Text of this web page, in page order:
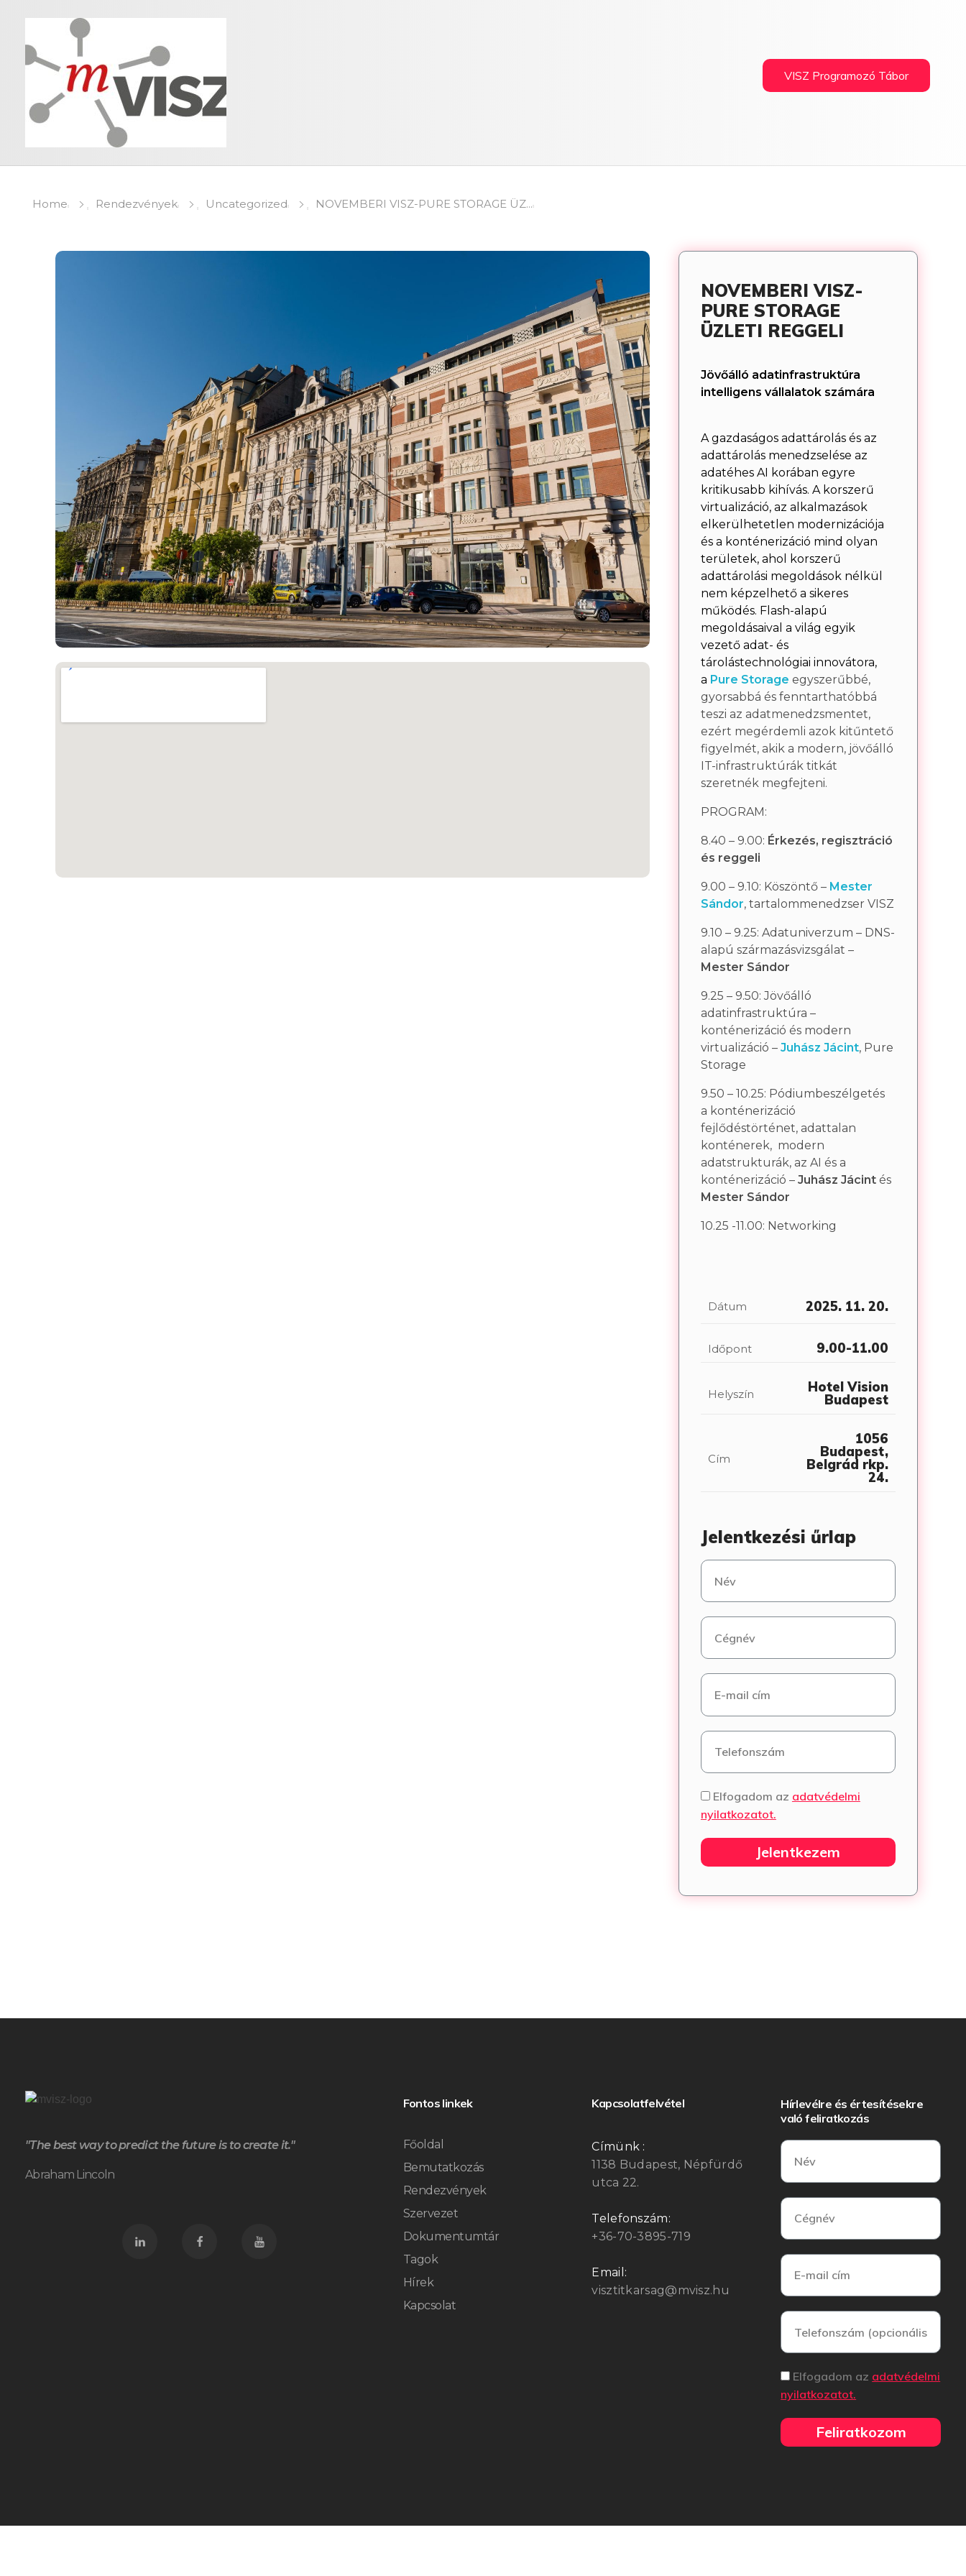
VISZ Programozó Tábor
Home Rendezvények Uncategorized NOVEMBERI VISZ-PURE STORAGE ÜZ...
NOVEMBERI VISZ-
PURE STORAGE
ÜZLETI REGGELI
Jövőálló adatinfrastruktúra
intelligens vállalatok számára
A gazdaságos adattárolás és az
adattárolás menedzselése az
adatéhes AI korában egyre
kritikusabb kihívás. A korszerű
virtualizáció, az alkalmazások
elkerülhetetlen modernizációja
és a konténerizáció mind olyan
területek, ahol korszerű
adattárolási megoldások nélkül
nem képzelhető a sikeres
működés. Flash-alapú
megoldásaival a világ egyik
vezető adat- és
tárolástechnológiai innovátora,
a Pure Storage egyszerűbbé,
gyorsabbá és fenntarthatóbbá
teszi az adatmenedzsmentet,
ezért megérdemli azok kitűntető
figyelmét, akik a modern, jövőálló
IT-infrastruktúrák titkát
szeretnék megfejteni.
PROGRAM:
8.40 – 9.00: Érkezés, regisztráció
és reggeli
9.00 – 9.10: Köszöntő – Mester
Sándor, tartalommenedzser VISZ
9.10 – 9.25: Adatuniverzum – DNS-
alapú származásvizsgálat –
Mester Sándor
9.25 – 9.50: Jövőálló
adatinfrastruktúra –
konténerizáció és modern
virtualizáció – Juhász Jácint, Pure
Storage
9.50 – 10.25: Pódiumbeszélgetés
a konténerizáció
fejlődéstörténet, adattalan
konténerek, modern
adatstrukturák, az AI és a
konténerizáció – Juhász Jácintés
Mester Sándor
10.25 -11.00: Networking
Dátum 2025. 11. 20.
Időpont 9.00-11.00
Helyszín Hotel Vision
Budapest
Cím
1056
Budapest,
Belgrád rkp.
24.
Jelentkezési űrlap
Elfogadom az adatvédelmi
nyilatkozatot.
Jelentkezem
"The best way to predict the future is to create it."
Abraham Lincoln
Fontos linkek
Főoldal
Bemutatkozás
Rendezvények
Szervezet
Dokumentumtár
Tagok
Hírek
Kapcsolat
Kapcsolatfelvétel
Címünk :
1138 Budapest, Népfürdő
utca 22.
Telefonszám:
+36-70-3895-719
Email:
visztitkarsag@mvisz.hu
Hírlevélre és értesítésekre
való feliratkozás
Elfogadom az adatvédelmi
nyilatkozatot.
Feliratkozom